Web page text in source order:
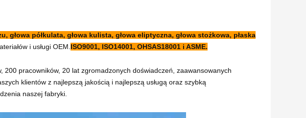
głowa półkulata, głowa kulista, głowa eliptyczna, głowa stożkowa, płaska
i usługi OEM.ISO9001, ISO14001, OHSAS18001 i ASME.
200 pracowników, 20 lat zgromadzonych doświadczeń, zaawansowanych
klientów z najlepszą jakością i najlepszą usługą oraz szybką
naszej fabryki.